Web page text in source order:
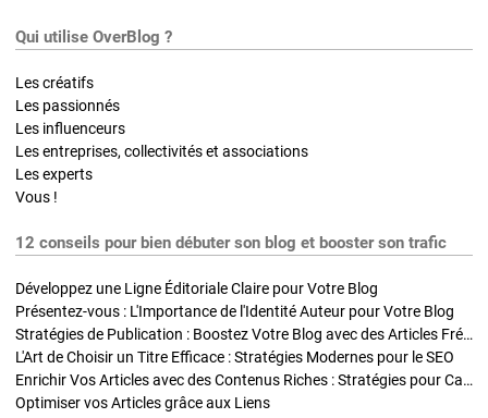
Qui utilise OverBlog ?
Les créatifs
Les passionnés
Les influenceurs
Les entreprises, collectivités et associations
Les experts
Vous !
12 conseils pour bien débuter son blog et booster son trafic
Développez une Ligne Éditoriale Claire pour Votre Blog
Présentez-vous : L'Importance de l'Identité Auteur pour Votre Blog
Stratégies de Publication : Boostez Votre Blog avec des Articles Fréquents et Exclusifs
L'Art de Choisir un Titre Efficace : Stratégies Modernes pour le SEO
Enrichir Vos Articles avec des Contenus Riches : Stratégies pour Captiver et Optimiser
Optimiser vos Articles grâce aux Liens